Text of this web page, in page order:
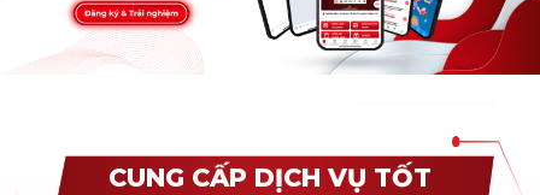
CUNG CẤP DỊCH VỤ TỐT